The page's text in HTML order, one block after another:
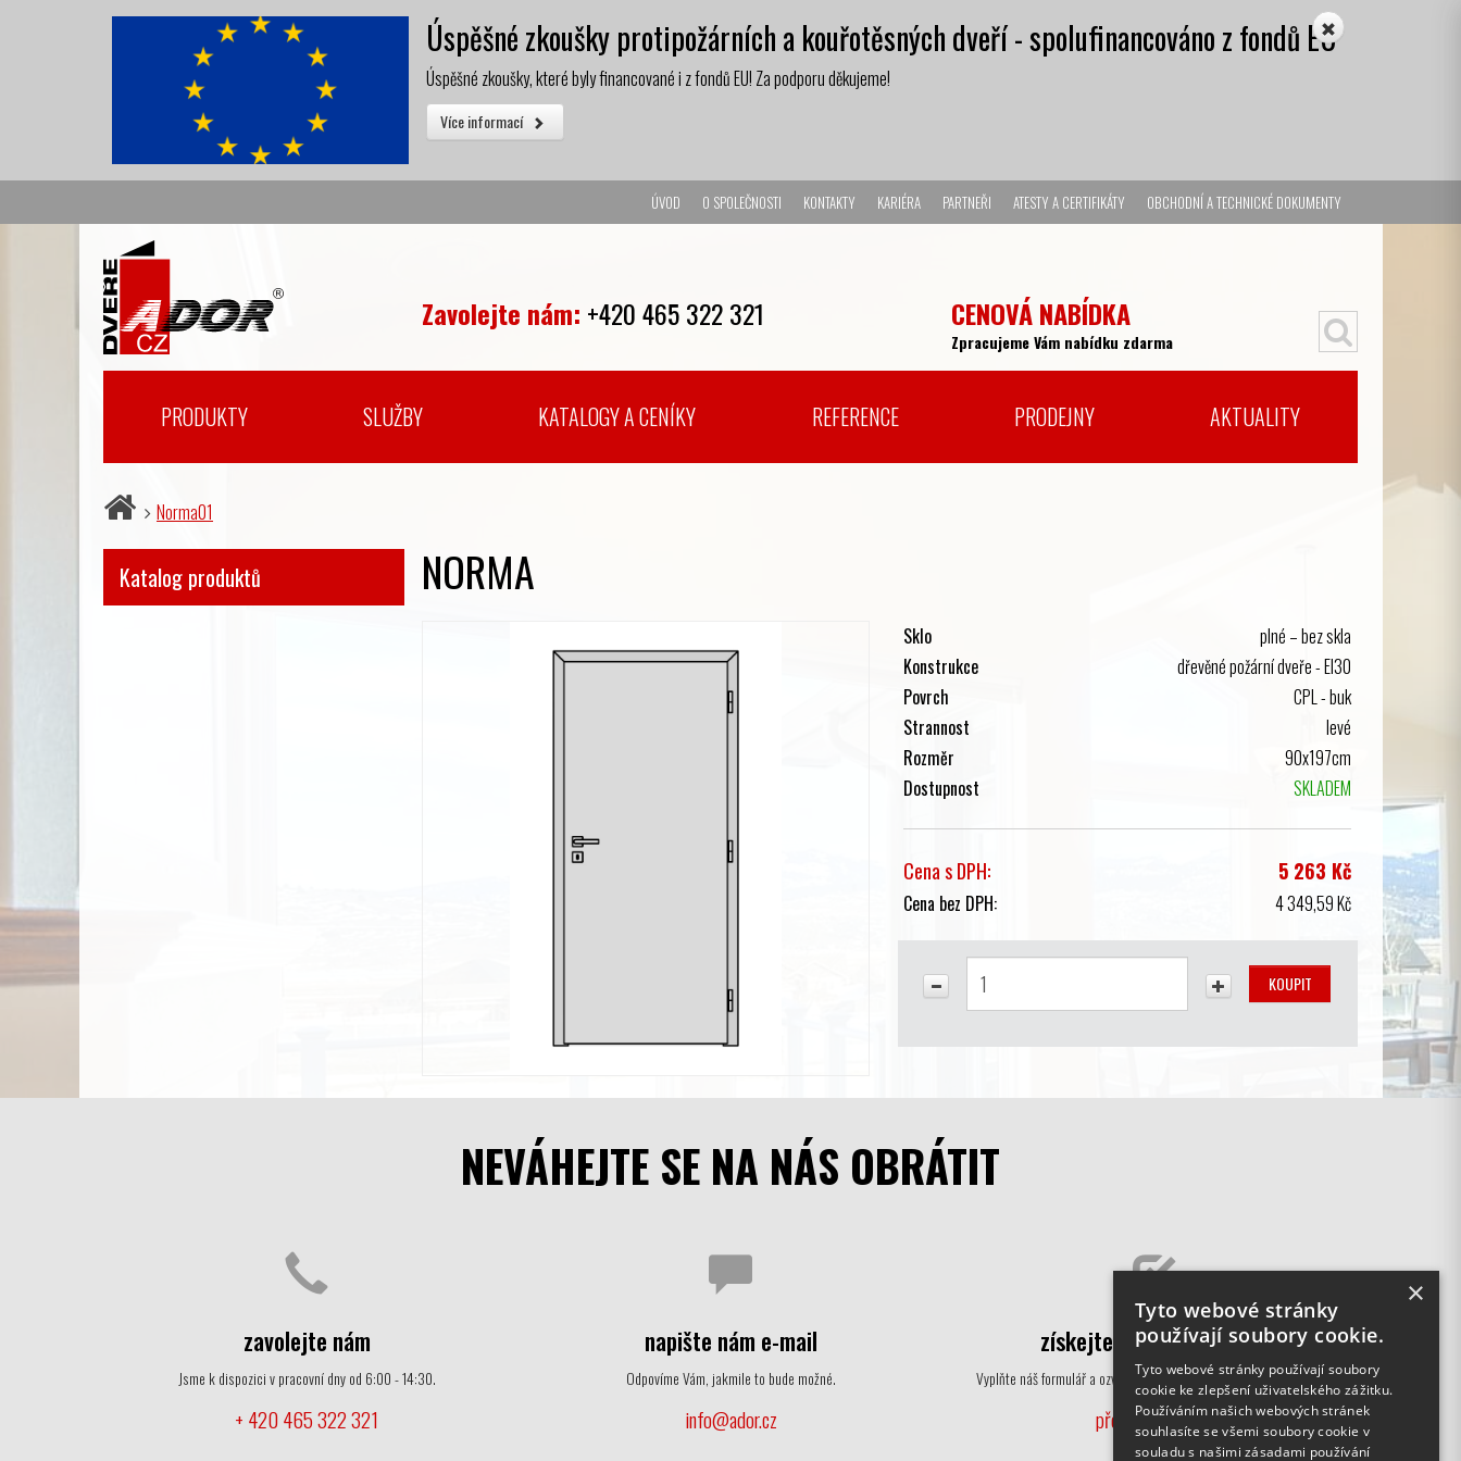
Úspěšné zkoušky protipožárních a kouřotěsných dveří - spolufinancováno z fondů EU
Úspěšné zkoušky, které byly financované i z fondů EU! Za podporu děkujeme!
Více informací
ÚVOD O SPOLEČNOSTI KONTAKTY KARIÉRA PARTNEŘI ATESTY A CERTIFIKÁTY OBCHODNÍ A TECHNICKÉ DOKUMENTY
Zavolejte nám: +420 465 322 321 CENOVÁ NABÍDKA
Zpracujeme Vám nabídku zdarma
PRODUKTY SLUŽBY KATALOGY A CENÍKY REFERENCE PRODEJNY AKTUALITY
Norma01
NORMA
Sklo
plné – bez skla
Konstrukce
dřevěné požární dveře - El30
Povrch
CPL - buk
Strannost
levé
Rozměr
90x197cm
Dostupnost
SKLADEM
Cena s DPH: 5 263 Kč
Cena bez DPH: 4 349,59 Kč
Katalog produktů
NEVÁHEJTE SE NA NÁS OBRÁTIT
zavolejte nám
Jsme k dispozici v pracovní dny od 6:00 - 14:30.
+ 420 465 322 321
napište nám e-mail
Odpovíme Vám, jakmile to bude možné.
info@ador.cz
získejte cenovou nabídku
Vyplňte náš formulář a ozveme se Vám nazpět s cenovou nabídkou.
přejít k formuláři
×
Tyto webové stránky
používají soubory cookie.
Tyto webové stránky používají soubory
cookie ke zlepšení uživatelského zážitku.
Používáním našich webových stránek
souhlasíte se všemi soubory cookie v
souladu s našimi zásadami používání